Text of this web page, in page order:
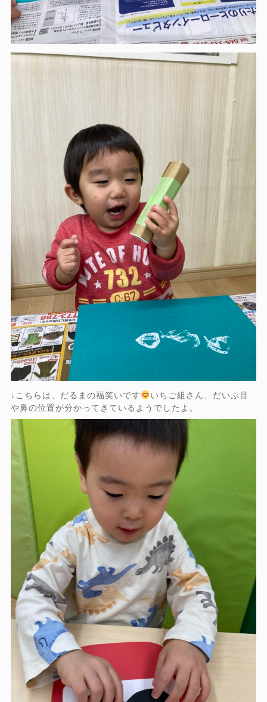
↓こちらは、だるまの福笑いです
いちご組さん、だいぶ目
や鼻の位置が分かってきているようでしたよ。